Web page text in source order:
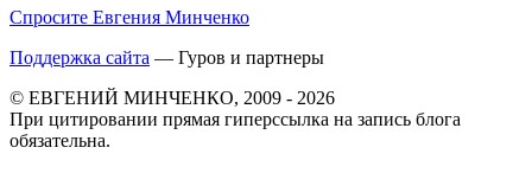
Спросите Евгения Минченко
Поддержка сайта — Гуров и партнеры
© ЕВГЕНИЙ МИНЧЕНКО, 2009 - 2026
При цитировании прямая гиперссылка на запись блога
обязательна.